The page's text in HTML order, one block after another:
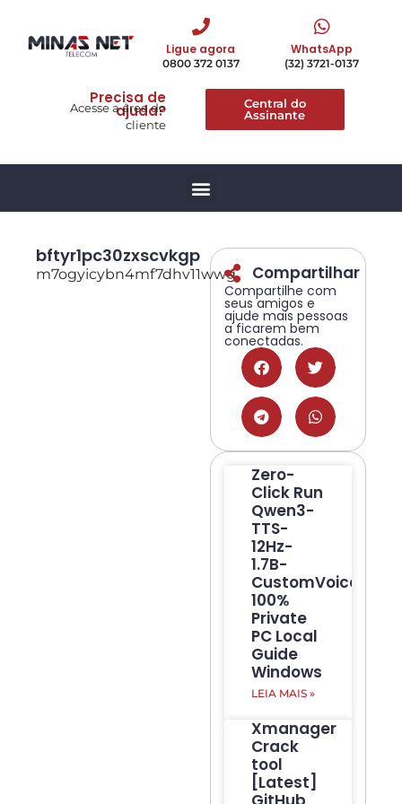
Ligue agora
0800 372 0137
WhatsApp
(32) 3721-0137
Precisa de
ajuda?
Acesse a área do
cliente
Central do
Assinante
bftyr1pc30zxscvkgp
m7ogyicybn4mf7dhv11wwg Compartilhar
Compartilhe com
seus amigos e
ajude mais pessoas
a ficarem bem
conectadas.
Zero-
Click Run
Qwen3-
TTS-
12Hz-
1.7B-
CustomVoice
100%
Private
PC Local
Guide
Windows
LEIA MAIS »
Xmanager
Crack
tool
[Latest]